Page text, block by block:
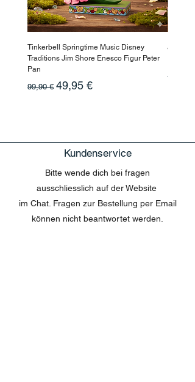
Tinkerbell Springtime Music Disney
Traditions Jim Shore Enesco Figur Peter
Pan
Standardpreis
99,90 € Sale-Preis
49,95 €
Jasmin
199,90 €
Kundenservice
Bitte wende dich bei fragen
ausschliesslich auf der Website
im Chat. Fragen zur Bestellung per Email
können nicht beantwortet werden.